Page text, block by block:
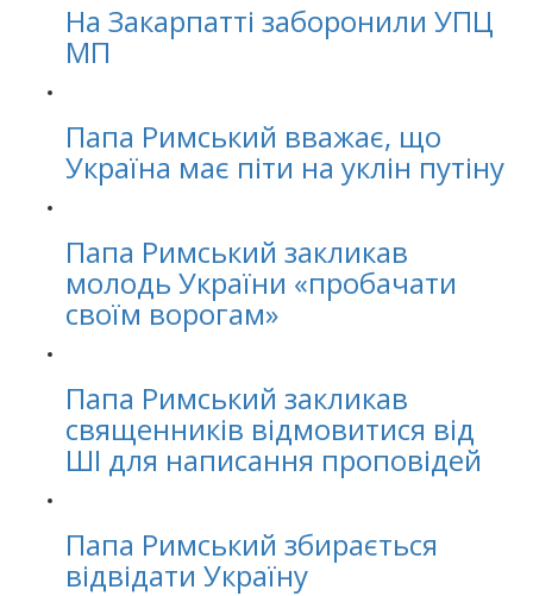
На Закарпатті заборонили УПЦ
МП
Папа Римський вважає, що
Україна має піти на уклін путіну
Папа Римський закликав
молодь України «пробачати
своїм ворогам»
Папа Римський закликав
священників відмовитися від
ШІ для написання проповідей
Папа Римський збирається
відвідати Україну